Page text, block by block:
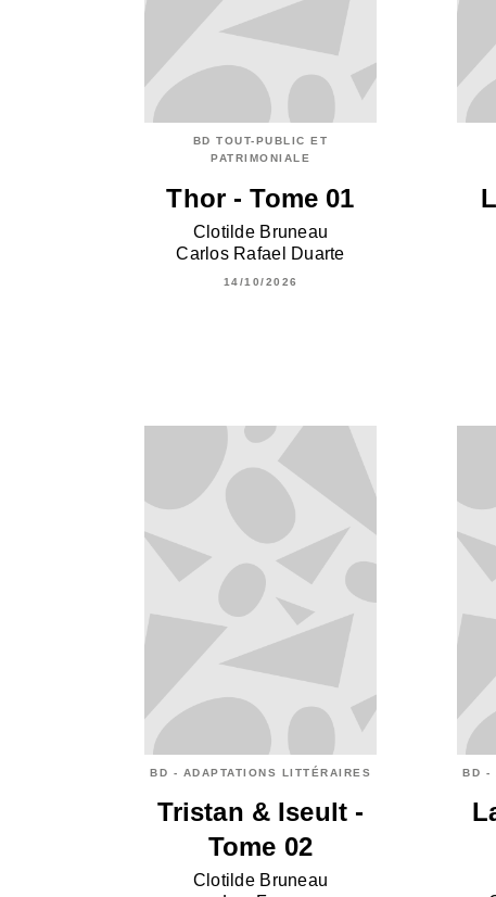
BD TOUT-PUBLIC ET
PATRIMONIALE
Thor - Tome 01
Clotilde Bruneau
Carlos Rafael Duarte
14/10/2026
BD - ADAPTATIONS LITTÉRAIRES
Tristan & Iseult -
Tome 02
Clotilde Bruneau
BD -